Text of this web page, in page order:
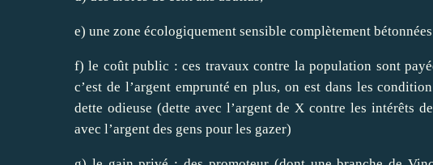
e) une zone écologiquement sensible complètement
f) le coût public : ces travaux contre la population sont
c’est de l’argent emprunté en plus, on est dans les
dette odieuse (dette avec l’argent de X contre les intérêts
avec l’argent des gens pour les gazer)